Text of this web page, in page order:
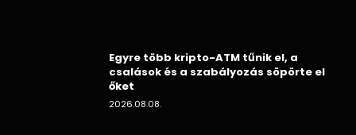
Egyre több kripto-ATM tűnik el, a
csalások és a szabályozás söpörte el
őket
2026.08.08.